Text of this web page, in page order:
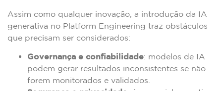
Assim como qualquer inovação, a introdução da IA
generativa no Platform Engineering traz obstáculos
que precisam ser considerados:
Governança e confiabilidade: modelos de IA
podem gerar resultados inconsistentes se não
forem monitorados e validados.